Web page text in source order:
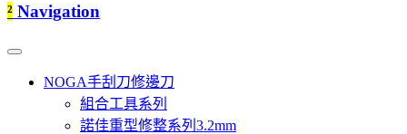
² Navigation
NOGA手刮刀修邊刀
組合工具系列
諾佳重型修整系列3.2mm